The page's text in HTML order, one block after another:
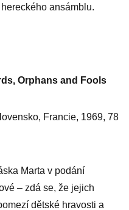
ansámblu.
Orphans and Fools
Francie, 1969, 78
Marta v podání
– zdá se, že jejich
dětské hravosti a